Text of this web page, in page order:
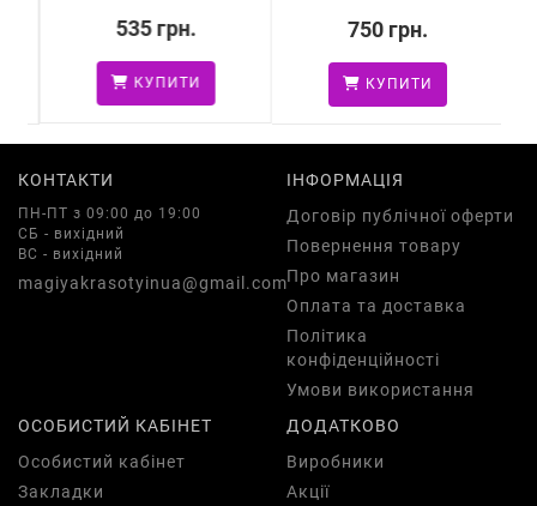
535 грн.
КУПИТИ
750 грн.
КУПИТИ
КОНТАКТИ
ПН-ПТ з 09:00 до 19:00
СБ - вихідний
ВС - вихідний
magiyakrasotyinua@gmail.com
ІНФОРМАЦІЯ
Договір публічної оферти
Повернення товару
Про магазин
Оплата та доставка
Політика
конфіденційності
Умови використання
ОСОБИСТИЙ КАБІНЕТ
Особистий кабінет
Закладки
ДОДАТКОВО
Виробники
Акції